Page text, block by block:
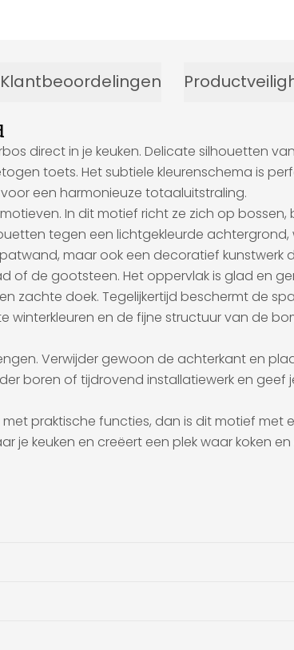
Klantbeoordelingen
direct in je keuken. Delicate silhouetten
toets. Het subtiele kleurenschema is
een harmonieuze totaaluitstraling.
In dit motief richt ze zich op
tegen een lichtgekleurde
maar ook een decoratief kunstwerk
de gootsteen. Het oppervlak is glad en
zachte doek. Tegelijkertijd beschermt de
en de fijne structuur van de
Verwijder gewoon de achterkant en
boren of tijdrovend installatiewerk en geef
praktische functies, dan is dit motief met
je keuken en creëert een plek waar koken